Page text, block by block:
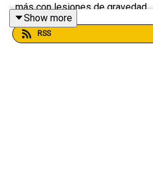
más con lesiones de gravedad.
Show more
RSS